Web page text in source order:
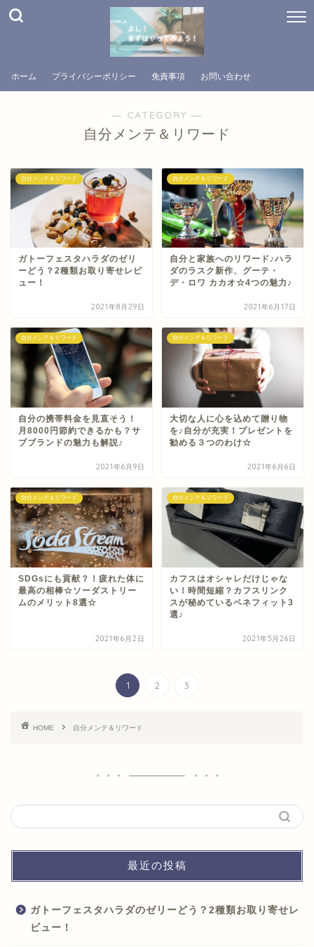
ホーム プライバシーポリシー 免責事項 お問い合わせ
― CATEGORY ―
自分メンテ＆リワード
自分メンテ＆リワード
ガトーフェスタハラダのゼリ
ーどう？2種類お取り寄せレビ
ュー！
2021年8月29日
自分メンテ＆リワード
自分と家族へのリワード♪ハラ
ダのラスク新作、グーテ・
デ・ロワ カカオ☆4つの魅力♪
2021年6月17日
自分メンテ＆リワード
自分の携帯料金を見直そう！
月8000円節約できるかも？サ
ブブランドの魅力も解説♪
2021年6月9日
自分メンテ＆リワード
大切な人に心を込めて贈り物
を♪自分が充実！プレゼントを
勧める３つのわけ☆
2021年6月6日
自分メンテ＆リワード
SDGsにも貢献？！疲れた体に
最高の相棒☆ソーダストリー
ムのメリット8選☆
2021年6月2日
自分メンテ＆リワード
カフスはオシャレだけじゃな
い！時間短縮？カフスリンク
スが秘めているベネフィット3
選♪
2021年5月26日
1 2 3
HOME 自分メンテ＆リワード
最近の投稿
ガトーフェスタハラダのゼリーどう？2種類お取り寄せレ
ビュー！